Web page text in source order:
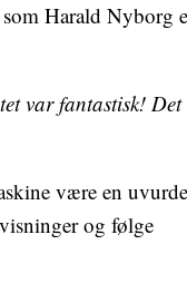
Harald Nyborg
var fantastisk!
være en
og følge